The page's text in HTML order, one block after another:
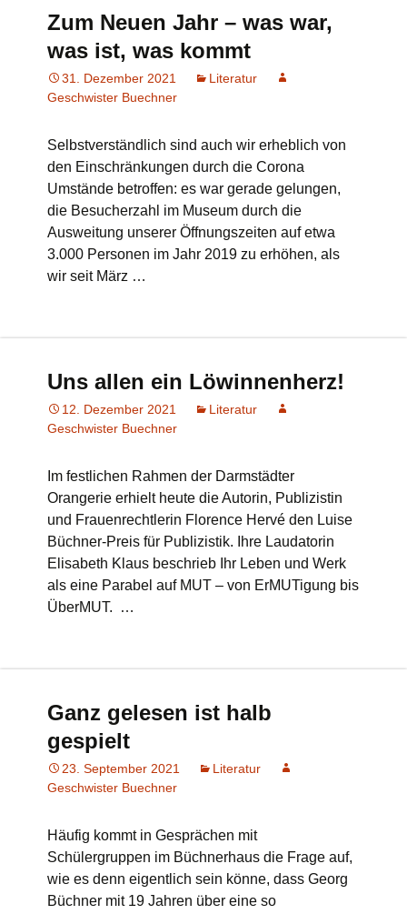
Zum Neuen Jahr – was war,
was ist, was kommt
31. Dezember 2021
Literatur
Geschwister Buechner
Selbstverständlich sind auch wir erheblich von
den Einschränkungen durch die Corona
Umstände betroffen: es war gerade gelungen,
die Besucherzahl im Museum durch die
Ausweitung unserer Öffnungszeiten auf etwa
3.000 Personen im Jahr 2019 zu erhöhen, als
wir seit März …
Uns allen ein Löwinnenherz!
12. Dezember 2021
Literatur
Geschwister Buechner
Im festlichen Rahmen der Darmstädter
Orangerie erhielt heute die Autorin, Publizistin
und Frauenrechtlerin Florence Hervé den Luise
Büchner-Preis für Publizistik. Ihre Laudatorin
Elisabeth Klaus beschrieb Ihr Leben und Werk
als eine Parabel auf MUT – von ErMUTigung bis
ÜberMUT. …
Ganz gelesen ist halb
gespielt
23. September 2021
Literatur
Geschwister Buechner
Häufig kommt in Gesprächen mit
Schülergruppen im Büchnerhaus die Frage auf,
wie es denn eigentlich sein könne, dass Georg
Büchner mit 19 Jahren über eine so